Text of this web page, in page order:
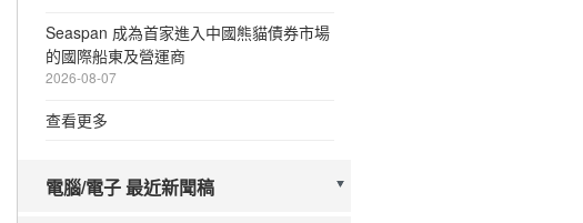
Seaspan 成為首家進入中國熊貓債券市場
的國際船東及營運商
2026-08-07
查看更多
電腦/電子 最近新聞稿